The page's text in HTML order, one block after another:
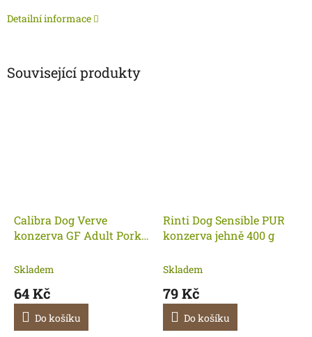
Detailní informace
Související produkty
Calibra Dog Verve
konzerva GF Adult Pork
Skladem
64 Kč
Do košíku
Rinti Dog Sensible PUR
konzerva jehně 400 g
Skladem
79 Kč
Do košíku